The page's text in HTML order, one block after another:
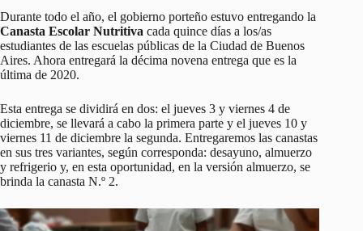
Durante todo el año, el gobierno porteño estuvo entregando la
Canasta Escolar Nutritiva cada quince días a los/as
estudiantes de las escuelas públicas de la Ciudad de Buenos
Aires. Ahora entregará la décima novena entrega que es la
última de 2020.
Esta entrega se dividirá en dos: el jueves 3 y viernes 4 de
diciembre, se llevará a cabo la primera parte y el jueves 10 y
viernes 11 de diciembre la segunda. Entregaremos las canastas
en sus tres variantes, según corresponda: desayuno, almuerzo
y refrigerio y, en esta oportunidad, en la versión almuerzo, se
brinda la canasta N.º 2.